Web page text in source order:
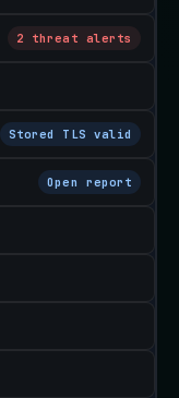
2 threat alerts
Stored TLS valid
Open report